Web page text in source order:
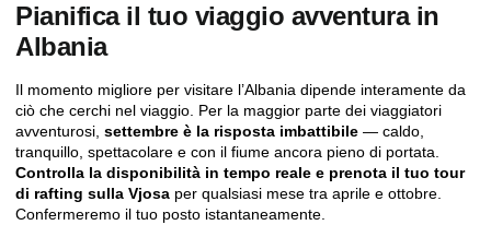
Pianifica il tuo viaggio avventura in
Albania
Il momento migliore per visitare l’Albania dipende interamente da
ciò che cerchi nel viaggio. Per la maggior parte dei viaggiatori
avventurosi, settembre è la risposta imbattibile — caldo,
tranquillo, spettacolare e con il fiume ancora pieno di portata.
Controlla la disponibilità in tempo reale e prenota il tuo tour
di rafting sulla Vjosa per qualsiasi mese tra aprile e ottobre.
Confermeremo il tuo posto istantaneamente.